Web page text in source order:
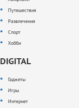
Путешествия
Развлечения
Спорт
Хобби
DIGITAL
Гаджеты
Игры
Интернет